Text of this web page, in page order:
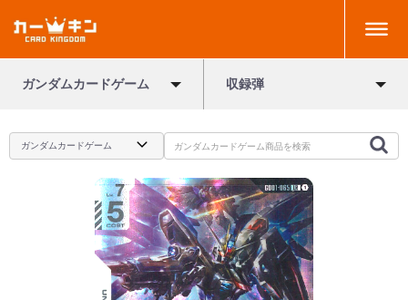
ガンダムカードゲーム 収録弾